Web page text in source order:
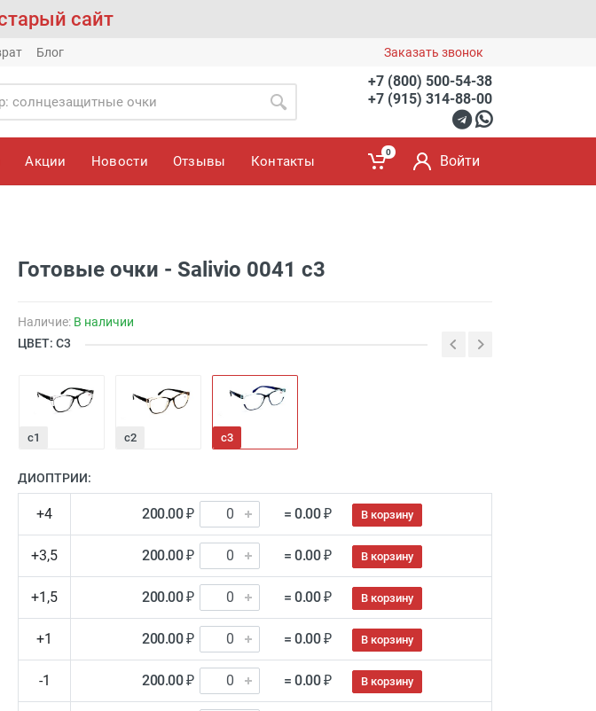
сайт
Блог Заказать звонок
+7 (800) 500-54-38
+7 (915) 314-88-00
Акции Новости Отзывы Контакты
0
Войти
Готовые очки - Salivio 0041 c3
Наличие: В наличии
ЦВЕТ: С3
c1 с2 с3
ДИОПТРИИ:
+4 200.00 ₽ = 0.00 ₽ В корзину
+3,5 200.00 ₽ = 0.00 ₽ В корзину
+1,5 200.00 ₽ = 0.00 ₽ В корзину
+1 200.00 ₽ = 0.00 ₽ В корзину
-1 200.00 ₽ = 0.00 ₽ В корзину